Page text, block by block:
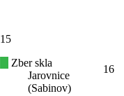
15
Zber skla
Jarovnice
(Sabinov)
16